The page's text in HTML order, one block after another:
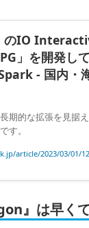
のIO
」を開発し
- 国内・
長期的な拡張を見据
です。
article/2023/03/01/
』は早く